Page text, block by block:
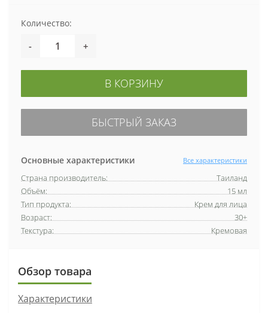
Основные характеристики Все характеристики
Страна производитель:
Таиланд
Объём:
15 мл
Тип продукта:
Крем для лица
Возраст:
30+
Текстура:
Кремовая
Количество:
- +
В КОРЗИНУ
БЫСТРЫЙ ЗАКАЗ
Обзор товара
Характеристики